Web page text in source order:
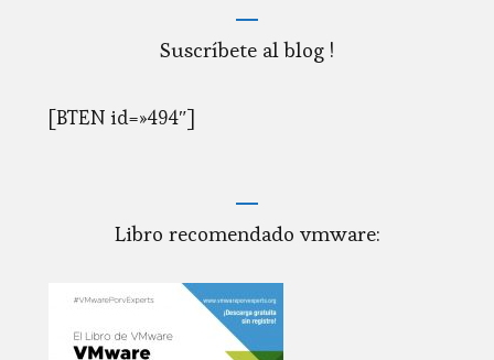
Suscríbete al blog !
[BTEN id=»494″]
Libro recomendado vmware: